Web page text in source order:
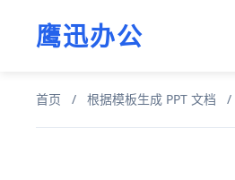
鹰迅办公
首页 / 根据模板生成 PPT 文档 /